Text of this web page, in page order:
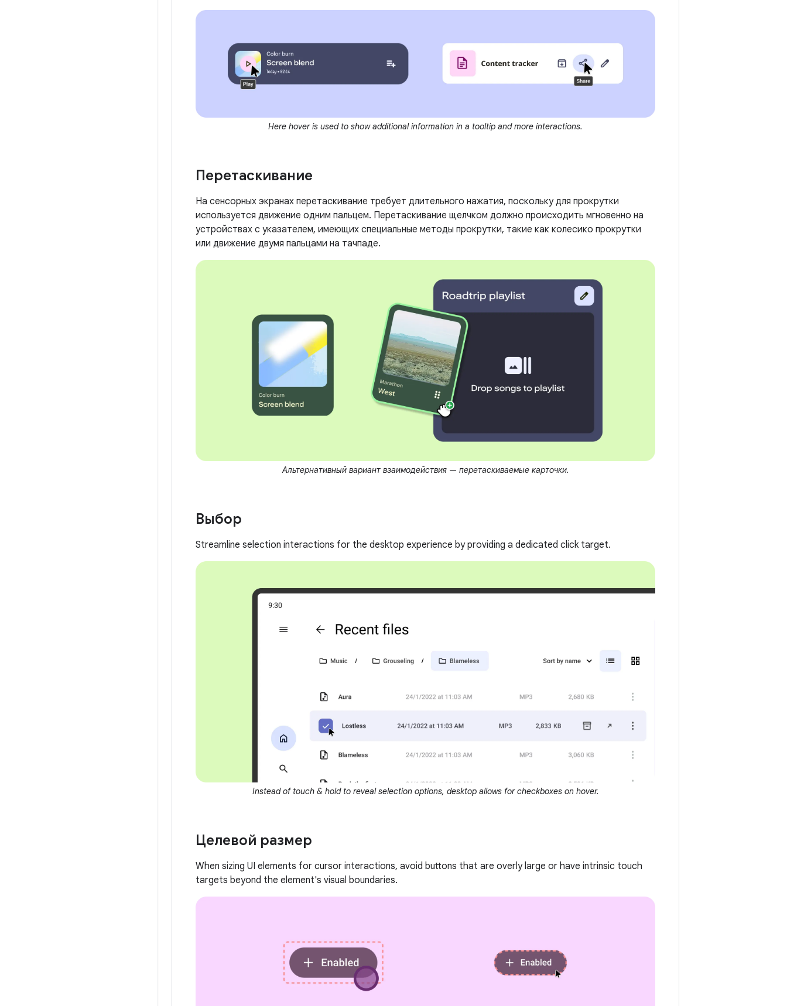
Here hover is used to show additional information in a tooltip and more interactions.
Перетаскивание
На сенсорных экранах перетаскивание требует длительного нажатия, поскольку для прокрутки
используется движение одним пальцем. Перетаскивание щелчком должно происходить мгновенно на
устройствах с указателем, имеющих специальные методы прокрутки, такие как колесико прокрутки
или движение двумя пальцами на тачпаде.
Альтернативный вариант взаимодействия — перетаскиваемые карточки.
Выбор
Streamline selection interactions for the desktop experience by providing a dedicated click target.
Instead of touch & hold to reveal selection options, desktop allows for checkboxes on hover.
Целевой размер
When sizing UI elements for cursor interactions, avoid buttons that are overly large or have intrinsic touch
targets beyond the element's visual boundaries.